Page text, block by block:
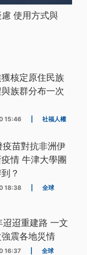
使用方式與
核定原住民族
族群分布一次
15:46 社福人權
疫苗對抗非洲伊
情 牛津大學團
？
18:38 全球
迢迢重建路 一文
震各地災情
16:37 全球